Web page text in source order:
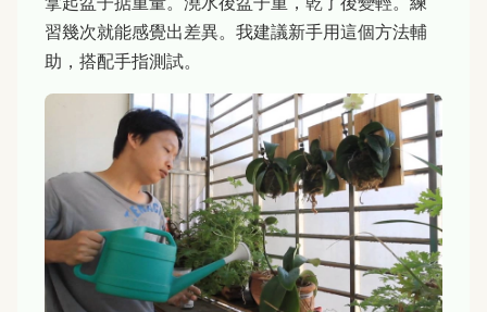
習幾次就能感覺出差異。我建議新手用這個方法輔
助，搭配手指測試。